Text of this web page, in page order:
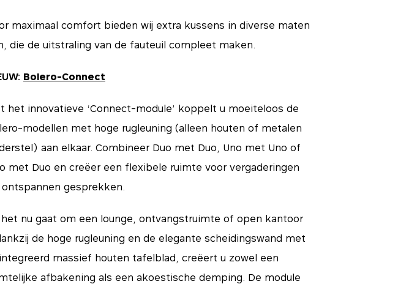
maximaal comfort bieden wij extra kussens in diverse maten
die de uitstraling van de fauteuil compleet maken.
Bolero-Connect
het innovatieve ‘Connect-module’ koppelt u moeiteloos de
modellen met hoge rugleuning (alleen houten of metalen
aan elkaar. Combineer Duo met Duo, Uno met Uno of
met Duo en creëer een flexibele ruimte voor vergaderingen
ontspannen gesprekken.
nu gaat om een lounge, ontvangstruimte of open kantoor
de hoge rugleuning en de elegante scheidingswand met
massief houten tafelblad, creëert u zowel een
afbakening als een akoestische demping. De module